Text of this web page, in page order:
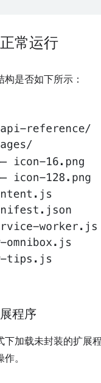
常运行
是否如下所示：
程序
下加载未封装的扩展
。